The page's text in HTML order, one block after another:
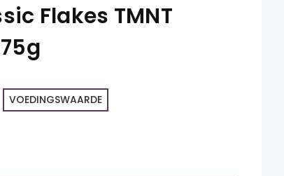
Flakes TMNT
VOEDINGSWAARDE